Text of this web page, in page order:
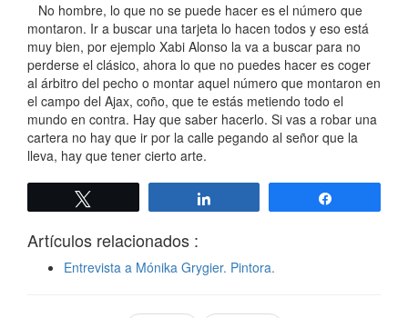
No hombre, lo que no se puede hacer es el número que
montaron. Ir a buscar una tarjeta lo hacen todos y eso está
muy bien, por ejemplo Xabi Alonso la va a buscar para no
perderse el clásico, ahora lo que no puedes hacer es coger
al árbitro del pecho o montar aquel número que montaron en
el campo del Ajax, coño, que te estás metiendo todo el
mundo en contra. Hay que saber hacerlo. Si vas a robar una
cartera no hay que ir por la calle pegando al señor que la
lleva, hay que tener cierto arte.
Artículos relacionados :
Entrevista a Mónika Grygier. Pintora.